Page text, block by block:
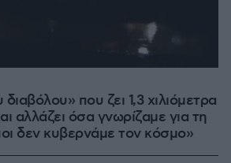
που ζει 1,3 χιλιόμετρα
αλλάζει όσα γνωρίζαμε για τη
δεν κυβερνάμε τον κόσμο»